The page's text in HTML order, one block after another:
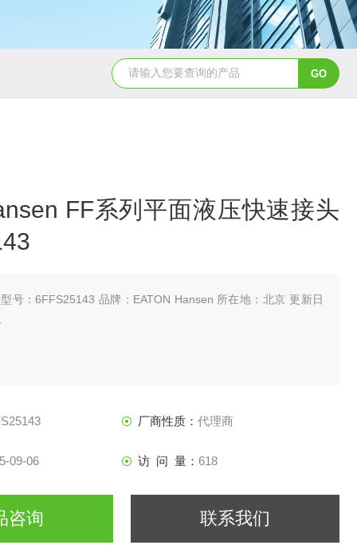
5347信德迈代理Parker 45度绝缘防水接头 5353信
FF系列平面液压快速接头
号：6FFS25143 品牌：EATON Hansen 所在地：北京 更新日
厂商性质： 代理商
09-06 访 问 量： 618
咨询 联系我们